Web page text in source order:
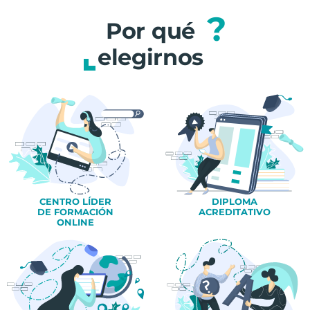
Por qué
elegirnos
?
CENTRO LÍDER
DE FORMACIÓN
ONLINE
DIPLOMA
ACREDITATIVO